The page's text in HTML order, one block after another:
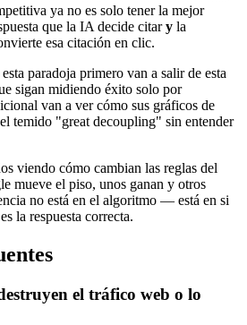
ya no es solo tener la mejor
que la IA decide citary la
esa citación en clic.
paradoja primero van a salir de esta
sigan midiendo éxito solo por
van a ver cómo sus gráficos de
temido "great decoupling" sin entender
viendo cómo cambian las reglas del
mueve el piso, unos ganan y otros
no está en el algoritmo — está en si
la respuesta correcta.
el tráfico web o lo